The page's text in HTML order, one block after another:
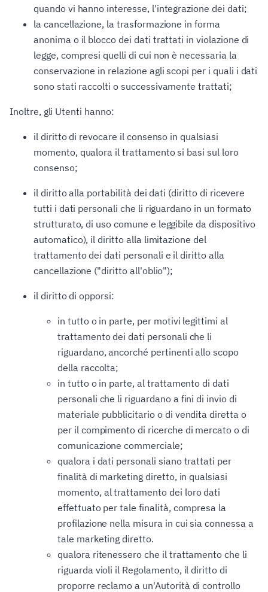
quando vi hanno interesse, l'integrazione dei dati;
la cancellazione, la trasformazione in forma
anonima o il blocco dei dati trattati in violazione di
legge, compresi quelli di cui non è necessaria la
conservazione in relazione agli scopi per i quali i dati
sono stati raccolti o successivamente trattati;
Inoltre, gli Utenti hanno:
il diritto di revocare il consenso in qualsiasi
momento, qualora il trattamento si basi sul loro
consenso;
il diritto alla portabilità dei dati (diritto di ricevere
tutti i dati personali che li riguardano in un formato
strutturato, di uso comune e leggibile da dispositivo
automatico), il diritto alla limitazione del
trattamento dei dati personali e il diritto alla
cancellazione ("diritto all'oblio");
il diritto di opporsi:
in tutto o in parte, per motivi legittimi al
trattamento dei dati personali che li
riguardano, ancorché pertinenti allo scopo
della raccolta;
in tutto o in parte, al trattamento di dati
personali che li riguardano a fini di invio di
materiale pubblicitario o di vendita diretta o
per il compimento di ricerche di mercato o di
comunicazione commerciale;
qualora i dati personali siano trattati per
finalità di marketing diretto, in qualsiasi
momento, al trattamento dei loro dati
effettuato per tale finalità, compresa la
profilazione nella misura in cui sia connessa a
tale marketing diretto.
qualora ritenessero che il trattamento che li
riguarda violi il Regolamento, il diritto di
proporre reclamo a un'Autorità di controllo